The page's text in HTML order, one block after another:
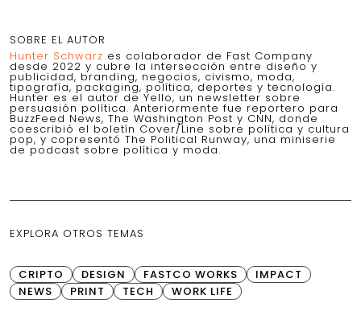
SOBRE EL AUTOR
Hunter Schwarz es colaborador de Fast Company
desde 2022 y cubre la intersección entre diseño y
publicidad, branding, negocios, civismo, moda,
tipografía, packaging, política, deportes y tecnología.
Hunter es el autor de Yello, un newsletter sobre
persuasión política. Anteriormente fue reportero para
BuzzFeed News, The Washington Post y CNN, donde
coescribió el boletín Cover/Line sobre política y cultura
pop, y copresentó The Political Runway, una miniserie
de podcast sobre política y moda.
EXPLORA OTROS TEMAS
CRIPTO DESIGN FASTCO WORKS
IMPACT
NEWS
PRINT TECH WORK LIFE